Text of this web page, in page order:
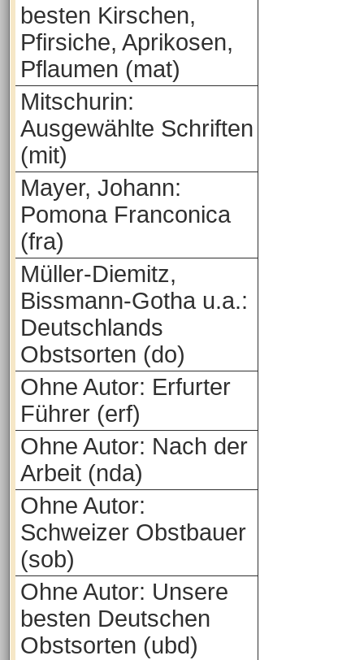
besten Kirschen,
Pfirsiche, Aprikosen,
Pflaumen (mat)
Mitschurin:
Ausgewählte Schriften
(mit)
Mayer, Johann:
Pomona Franconica
(fra)
Müller-Diemitz,
Bissmann-Gotha u.a.:
Deutschlands
Obstsorten (do)
Ohne Autor: Erfurter
Führer (erf)
Ohne Autor: Nach der
Arbeit (nda)
Ohne Autor:
Schweizer Obstbauer
(sob)
Ohne Autor: Unsere
besten Deutschen
Obstsorten (ubd)